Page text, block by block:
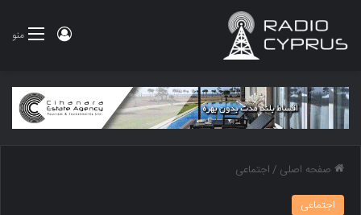
منو ورود
صفحه اصلی /اجتماعی
اجتماعی